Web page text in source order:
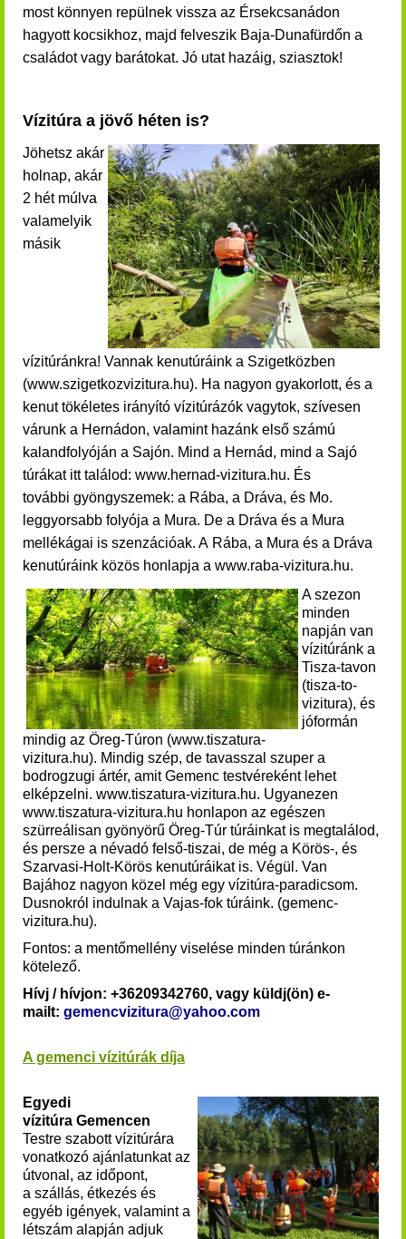
most könnyen repülnek vissza az Érsekcsanádon
hagyott kocsikhoz, majd felveszik Baja-Dunafürdőn a
családot vagy barátokat. Jó utat hazáig, sziasztok!
Vízitúra a jövő héten is?
Jöhetsz akár
holnap, akár
2 hét múlva
valamelyik
másik
vízitúránkra! Vannak kenutúráink a Szigetközben
(www.szigetkozvizitura.hu). Ha nagyon gyakorlott, és a
kenut tökéletes irányító vízitúrázók vagytok, szívesen
várunk a Hernádon, valamint hazánk első számú
kalandfolyóján a Sajón. Mind a Hernád, mind a Sajó
túrákat itt találod: www.hernad-vizitura.hu. És
további gyöngyszemek: a Rába, a Dráva, és Mo.
leggyorsabb folyója a Mura. De a Dráva és a Mura
mellékágai is szenzációak. A Rába, a Mura és a Dráva
kenutúráink közös honlapja a www.raba-vizitura.hu.
A szezon
minden
napján van
vízitúránk a
Tisza-tavon
(tisza-to-
vizitura), és
jóformán
mindig az Öreg-Túron (www.tiszatura-
vizitura.hu). Mindig szép, de tavasszal szuper a
bodrogzugi ártér, amit Gemenc testvéreként lehet
elképzelni. www.tiszatura-vizitura.hu. Ugyanezen
www.tiszatura-vizitura.hu honlapon az egészen
szürreálisan gyönyörű Öreg-Túr túráinkat is megtalálod,
és persze a névadó felső-tiszai, de még a Körös-, és
Szarvasi-Holt-Körös kenutúráikat is. Végül. Van
Bajához nagyon közel még egy vízitúra-paradicsom.
Dusnokról indulnak a Vajas-fok túráink. (gemenc-
vizitura.hu).
Fontos: a mentőmellény viselése minden túránkon
kötelező.
Hívj / hívjon: +36209342760, vagy küldj(ön) e-
mailt: gemencvizitura@yahoo.com
A gemenci vízitúrák díja
Egyedi
vízitúra Gemencen
Testre szabott vízitúrára
vonatkozó ajánlatunkat az
útvonal, az időpont,
a szállás, étkezés és
egyéb igények, valamint a
létszám alapján adjuk